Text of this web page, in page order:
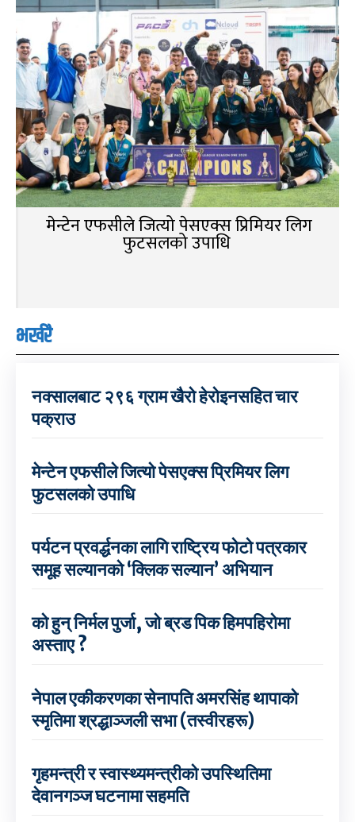
मेन्टेन एफसीले जित्यो पेसएक्स प्रिमियर लिग
फुटसलको उपाधि
भर्खरै
नक्सालबाट २९६ ग्राम खैरो हेरोइनसहित चार
पक्राउ
मेन्टेन एफसीले जित्यो पेसएक्स प्रिमियर लिग
फुटसलको उपाधि
पर्यटन प्रवर्द्धनका लागि राष्ट्रिय फोटो पत्रकार
समूह सल्यानको ‘क्लिक सल्यान’ अभियान
को हुन् निर्मल पुर्जा, जो ब्रड पिक हिमपहिरोमा
अस्ताए ?
नेपाल एकीकरणका सेनापति अमरसिंह थापाको
स्मृतिमा श्रद्धाञ्जली सभा (तस्वीरहरू)
गृहमन्त्री र स्वास्थ्यमन्त्रीको उपस्थितिमा
देवानगञ्ज घटनामा सहमति